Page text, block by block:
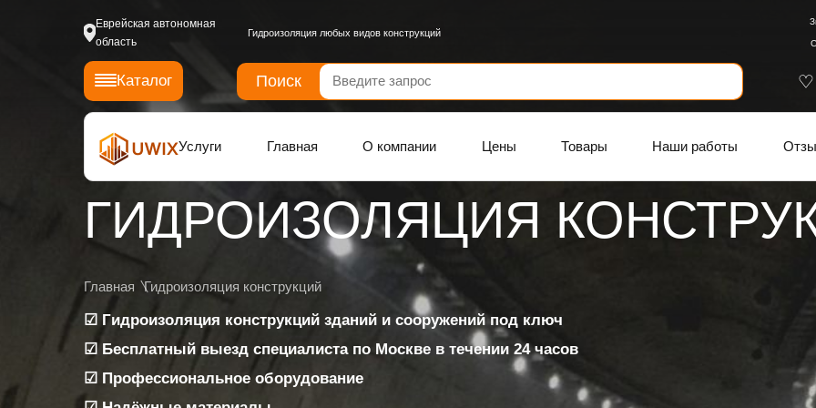
Еврейская автономная
область
Гидроизоляция любых видов конструкций
Каталог Поиск
Услуги Главная О компании Цены Товары Наши работы
ГИДРОИЗОЛЯЦИЯ
Главная Гидроизоляция конструкций
☑ Гидроизоляция конструкций зданий и сооружений под ключ
☑ Бесплатный выезд специалиста по Москве в течении 24 часов
☑ Профессиональное оборудование
ГИДРОИЗОЛЯЦИЯ
ЖЕЛЕЗОБЕТОННЫХ И
КОНСТРУКЦИЙ